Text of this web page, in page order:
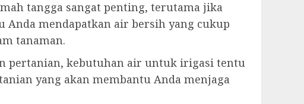
tangga sangat penting, terutama jika
Anda mendapatkan air bersih yang cukup
tanaman.
pertanian, kebutuhan air untuk irigasi tentu
yang akan membantu Anda menjaga